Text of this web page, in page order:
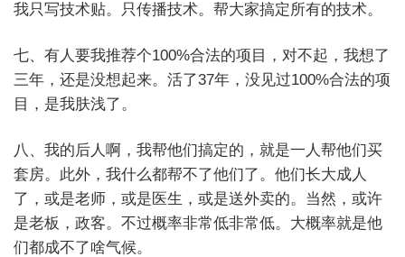
我只写技术贴。只传播技术。帮大家搞定所有的技术。
七、有人要我推荐个100%合法的项目，对不起，我想了
三年，还是没想起来。活了37年，没见过100%合法的项
目，是我肤浅了。
八、我的后人啊，我帮他们搞定的，就是一人帮他们买
套房。此外，我什么都帮不了他们了。他们长大成人
了，或是老师，或是医生，或是送外卖的。当然，或许
是老板，政客。不过概率非常低非常低。大概率就是他
们都成不了啥气候。